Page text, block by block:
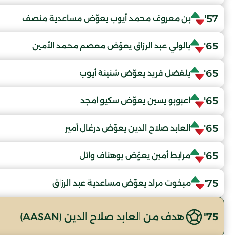
57' بن معروف محمد أيوب يعوّض مساعدية منصف
65' بالولي عبد الرزاق يعوّض معصم محمد الأمين
65' بلفضل فريد يعوّض شنينة أيوب
65' اعبوبو يسين يعوّض سكيو امجد
65' العابد صلاح الدين يعوّض درغال أمير
65' مرابط أمين يعوّض بوهناف وائل
75' مبخوت مراد يعوّض مساعدية عبد الرزاق
75' هدف من العابد صلاح الدين (AASAN)